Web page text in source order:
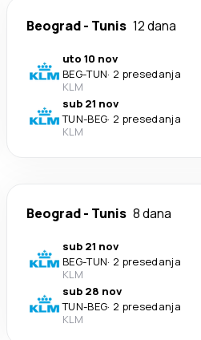
Beograd- Tunis 12 dana
uto 10 nov
BEG-TUN· 2 presedanja
KLM
sub 21 nov
TUN-BEG· 2 presedanja
KLM
Beograd- Tunis 8 dana
sub 21 nov
BEG-TUN· 2 presedanja
KLM
sub 28 nov
TUN-BEG· 2 presedanja
KLM